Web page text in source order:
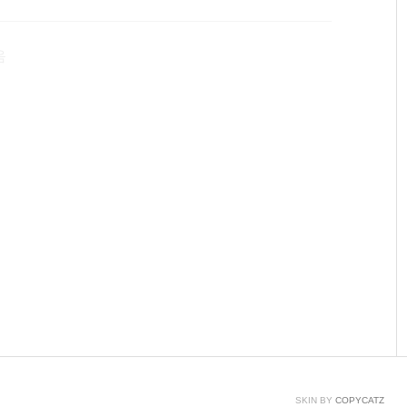
란색을 표현해 보고, 여러 스위치를 동시에 누르면 어
SKIN BY COPYCATZ